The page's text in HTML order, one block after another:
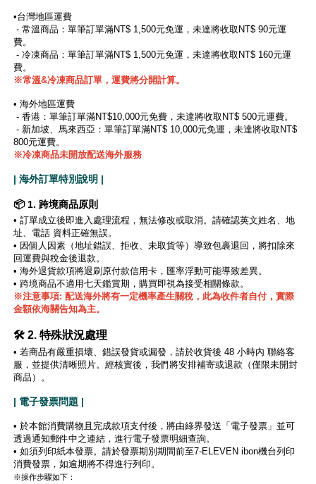
•台灣地區運費
- 常溫商品：單筆訂單滿NT$ 1,500元免運，未達將收取NT$ 90元運
費。
- 冷凍商品：單筆訂單滿NT$ 1,500元免運，未達將收取NT$ 160元運
費。
※常溫&冷凍商品訂單，運費將分開計算。
• 海外地區運費
- 香港：單筆訂單滿NT$10,000元免費，未達將收取NT$ 500元運費。
- 新加坡、馬來西亞：單筆訂單滿NT$ 10,000元免運，未達將收取NT$
800元運費。
※冷凍商品未開放配送海外服務
| 海外訂單特別說明 |
📦 1. 跨境商品原則
•訂單成立後即進入處理流程，無法修改或取消。請確認英文姓名、地
址、電話 資料正確無誤。
• 因個人因素（地址錯誤、拒收、未取貨等）導致包裹退回，將扣除來
回運費與稅金後退款。
• 海外退貨款項將退刷原付款信用卡，匯率浮動可能導致差異。
• 跨境商品不適用七天鑑賞期，購買即視為接受相關條款。
※注意事項: 配送海外將有一定機率產生關稅，此為收件者自付，實際
金額依海關告知為主。
🛠️ 2. 特殊狀況處理
• 若商品有嚴重損壞、錯誤發貨或漏發，請於收貨後 48 小時內 聯絡客
服，並提供清晰照片。經核實後，我們將安排補寄或退款（僅限未開封
商品）。
| 電子發票問題 |
• 於本館消費購物且完成款項支付後，將由綠界發送「電子發票」並可
透過通知郵件中之連結，進行電子發票明細查詢。
• 如須列印紙本發票。請於發票期別期間前至7-ELEVEN ibon機台列印
消費發票，如逾期將不得進行列印。
※操作步驟如下：